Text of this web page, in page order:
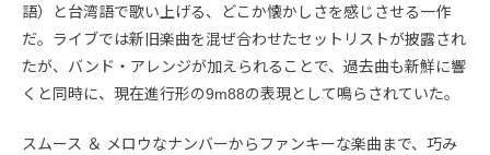
語）と台湾語で歌い上げる、どこか懐かしさを感じさせる一作
だ。ライブでは新旧楽曲を混ぜ合わせたセットリストが披露され
たが、バンド・アレンジが加えられることで、過去曲も新鮮に響
くと同時に、現在進行形の9m88の表現として鳴らされていた。
スムース ＆ メロウなナンバーからファンキーな楽曲まで、巧み